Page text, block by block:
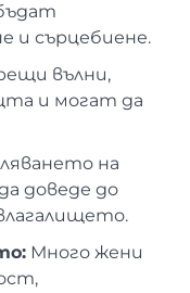
и сърцебиене.
вълни,
и могат да
на
доведе до
Много жени